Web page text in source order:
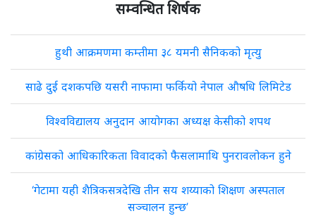
सम्वन्धित शिर्षक
हुथी आक्रमणमा कम्तीमा ३८ यमनी सैनिकको मृत्यु
साढे दुई दशकपछि यसरी नाफामा फर्कियो नेपाल औषधि लिमिटेड
विश्वविद्यालय अनुदान आयोगका अध्यक्ष केसीको शपथ
कांग्रेसको आधिकारिकता विवादको फैसलामाथि पुनरावलोकन हुने
‘गेटामा यही शैत्रिकसत्रदेखि तीन सय शय्याको शिक्षण अस्पताल
सञ्चालन हुन्छ’